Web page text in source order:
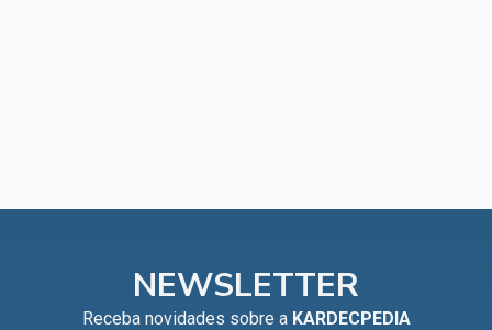
NEWSLETTER
Receba novidades sobre a KARDECPEDIA